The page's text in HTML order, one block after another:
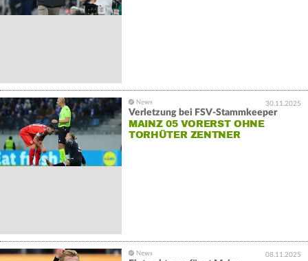
30.11.2025
Verletzung bei FSV-Stammkeeper
MAINZ 05 VORERST OHNE
TORHÜTER ZENTNER
08.11.2025